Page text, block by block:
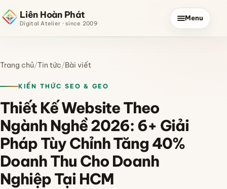
Liên Hoàn Phát
Digital Atelier · since 2009
Menu
Trang chủ/Tin tức/Bài viết
KIẾN THỨC SEO & GEO
Thiết Kế Website Theo
Ngành Nghề 2026: 6+ Giải
Pháp Tùy Chỉnh Tăng 40%
Doanh Thu Cho Doanh
Nghiệp Tại HCM